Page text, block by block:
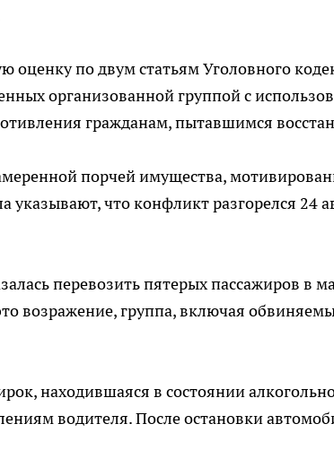
оценку по двум статьям Уголовного
организованной группой с
гражданам, пытавшимся
порчей имущества,
что конфликт разгорелся 24
перевозить пятерых пассажиров в
возражение, группа, включая
находившаяся в состоянии
водителя. После остановки